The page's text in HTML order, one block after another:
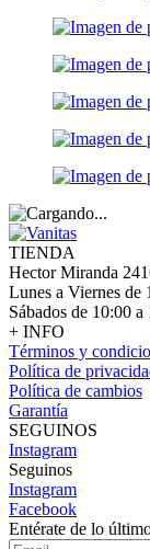
TIENDA
Hector Miranda
Lunes a Viernes de
Sábados de 10:00 a
+ INFO
Términos y
Política de
Política de cambios
Garantía
SEGUINOS
Instagram
Seguinos
Instagram
Facebook
Entérate de lo